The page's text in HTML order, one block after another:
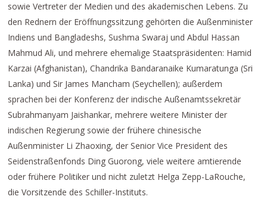
sowie Vertreter der Medien und des akademischen Lebens. Zu
den Rednern der Eröffnungssitzung gehörten die Außenminister
Indiens und Bangladeshs, Sushma Swaraj und Abdul Hassan
Mahmud Ali, und mehrere ehemalige Staatspräsidenten: Hamid
Karzai (Afghanistan), Chandrika Bandaranaike Kumaratunga (Sri
Lanka) und Sir James Mancham (Seychellen); außerdem
sprachen bei der Konferenz der indische Außenamtssekretär
Subrahmanyam Jaishankar, mehrere weitere Minister der
indischen Regierung sowie der frühere chinesische
Außenminister Li Zhaoxing, der Senior Vice President des
Seidenstraßenfonds Ding Guorong, viele weitere amtierende
oder frühere Politiker und nicht zuletzt Helga Zepp-LaRouche,
die Vorsitzende des Schiller-Instituts.